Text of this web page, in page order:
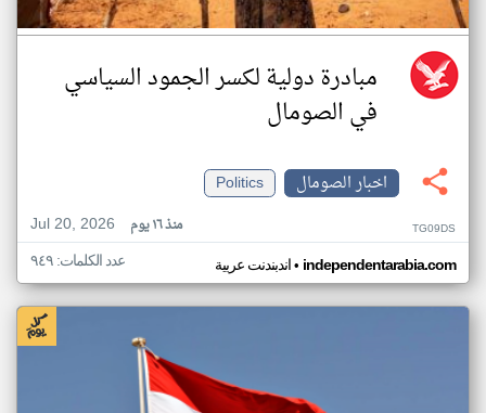
مبادرة دولية لكسر الجمود السياسي
في الصومال
اخبار الصومال
Politics
Jul 20, 2026
منذ ١٦ يوم TG09DS
اندبندنت عربية• independentarabia.com عدد الكلمات: ٩٤٩